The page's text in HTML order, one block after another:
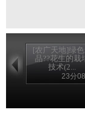
[农广天地]绿
品??花生的栽
技术(2...
23分